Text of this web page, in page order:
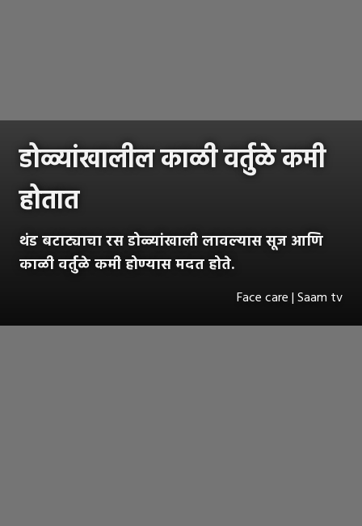
डोळ्यांखालील काळी वर्तुळे कमी
होतात
थंड बटाट्याचा रस डोळ्यांखाली लावल्यास सूज आणि
काळी वर्तुळे कमी होण्यास मदत होते.
Face care | Saam tv